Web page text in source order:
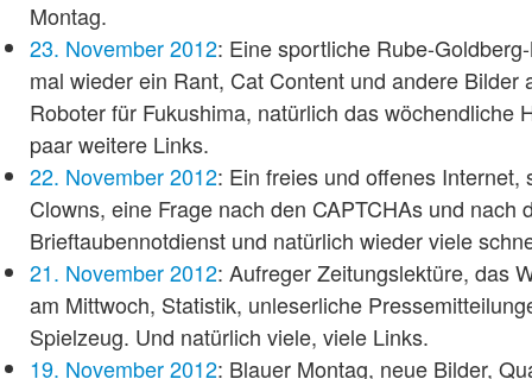
Montag.
23. November 2012: Eine sportliche Rube-
mal wieder ein Rant, Cat Content und andere Bilder
Roboter für Fukushima, natürlich das wöchendliche
paar weitere Links.
22. November 2012: Ein freies und offenes Internet,
Clowns, eine Frage nach den CAPTCHAs und nach
Brieftaubennotdienst und natürlich wieder viele
21. November 2012: Aufreger Zeitungslektüre, das
am Mittwoch, Statistik, unleserliche
Spielzeug. Und natürlich viele, viele Links.
19. November 2012: Blauer Montag, neue Bilder,